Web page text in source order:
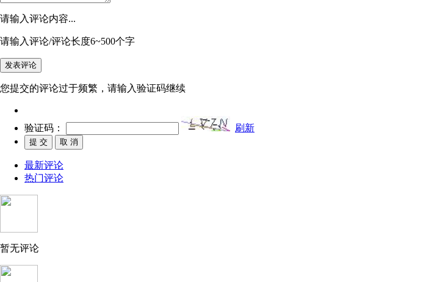
请输入评论内容...
请输入评论/评论长度6~500个字
您提交的评论过于频繁，请输入验证码继续
验证码： 刷新
最新评论
热门评论
暂无评论